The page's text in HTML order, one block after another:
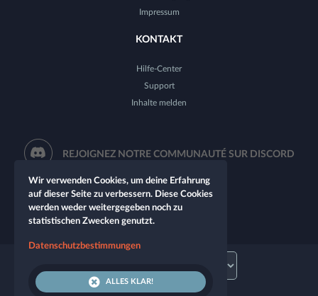
Impressum
KONTAKT
Hilfe-Center
Support
Inhalte melden
REJOIGNEZ NOTRE COMMUNAUTÉ SUR DISCORD
Wir verwenden Cookies, um deine Erfahrung
auf dieser Seite zu verbessern. Diese Cookies
werden weder weitergegeben noch zu
statistischen Zwecken genutzt.
Datenschutzbestimmungen
ALLES KLAR!